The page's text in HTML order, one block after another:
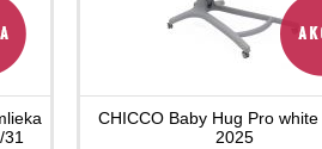
CHICCO Baby Hug Pro
2025